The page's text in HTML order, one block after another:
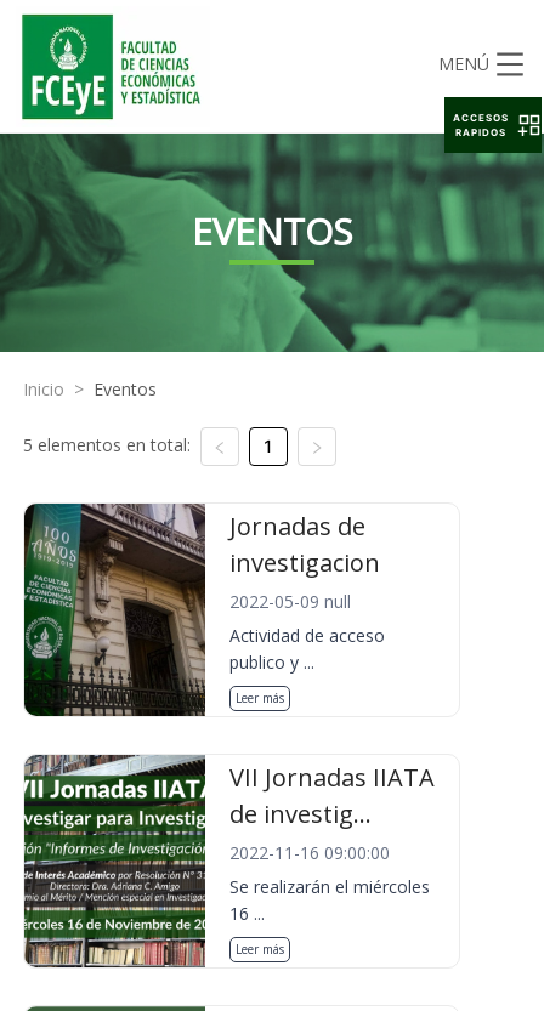
MENÚ
EVENTOS
Inicio > Eventos
5 elementos en total: 1
Jornadas de
investigacion
2022-05-09 null
Actividad de acceso
publico y ...
Leer más
VII Jornadas IIATA
de investig...
2022-11-16 09:00:00
Se realizarán el miércoles
16 ...
Leer más
ACCESOS
RAPIDOS